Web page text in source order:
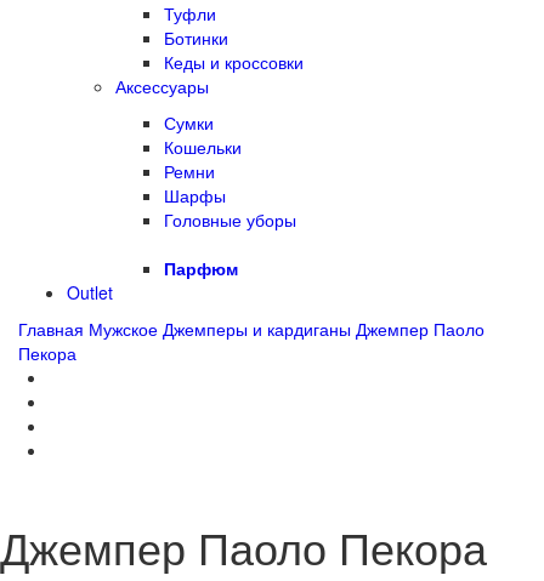
Туфли
Ботинки
Кеды и кроссовки
Аксессуары
Сумки
Кошельки
Ремни
Шарфы
Головные уборы
Парфюм
Outlet
Главная Мужское Джемперы и кардиганы Джемпер Паоло
Пекора
Джемпер Паоло Пекора